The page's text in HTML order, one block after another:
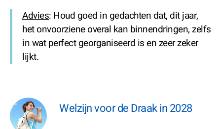
Advies: Houd goed in gedachten dat, dit jaar,
het onvoorziene overal kan binnendringen, zelfs
in wat perfect georganiseerd is en zeer zeker
lijkt.
Welzijn voor de Draak in 2028